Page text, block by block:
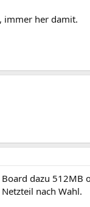
immer her damit.
dazu 512MB
nach Wahl.